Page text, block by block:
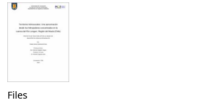
Files